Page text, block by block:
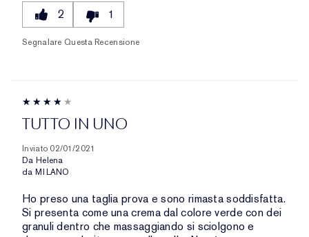
2 1
Segnalare Questa Recensione
TUTTO IN UNO
Inviato 02/01/2021
Da Helena
da MILANO
Ho preso una taglia prova e sono rimasta soddisfatta.
Si presenta come una crema dal colore verde con dei
granuli dentro che massaggiando si sciolgono e